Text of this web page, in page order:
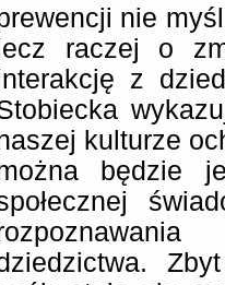
nie
lecz raczej o
z
kulturze
będzie